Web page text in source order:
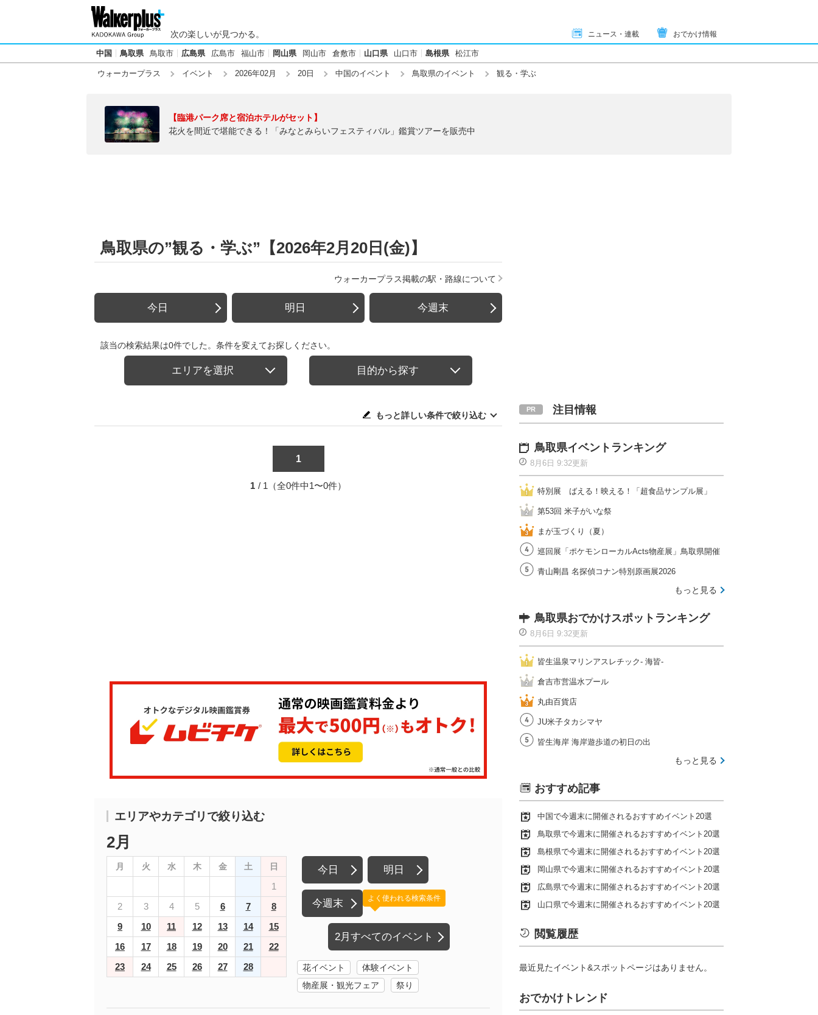
次の楽しいが見つかる。 ニュース・連載 おでかけ情報
中国 鳥取県 鳥取市 広島県 広島市 福山市 岡山県 岡山市 倉敷市 山口県 山口市 島根県 松江市
ウォーカープラス イベント 2026年02月 20日 中国のイベント 鳥取県のイベント 観る・学ぶ
【臨港パーク席と宿泊ホテルがセット】
花火を間近で堪能できる！「みなとみらいフェスティバル」鑑賞ツアーを販売中
鳥取県の”観る・学ぶ”【2026年2月20日(金)】
ウォーカープラス掲載の駅・路線について
今日 明日 今週末
該当の検索結果は0件でした。条件を変えてお探しください。
エリアを選択 目的から探す
もっと詳しい条件で絞り込む
1
1 / 1（全0件中1〜0件）
エリアやカテゴリで絞り込む
2月
月 火 水 木 金 土 日
1
2
3 4 5 6 7
8
9
10 11 12 13 14
15
16
17 18 19 20 21
22
23
24 25 26 27 28
今日 明日
今週末
2月すべてのイベント
よく使われる検索条件
花イベント
体験イベント
物産展・観光フェア
祭り
注目情報
鳥取県イベントランキング
8月6日 9:32更新
特別展 ばえる！映える！「超食品サンプル展」
第53回 米子がいな祭
まが玉づくり（夏）
巡回展「ポケモンローカルActs物産展」鳥取県開催
青山剛昌 名探偵コナン特別原画展2026
もっと見る
鳥取県おでかけスポットランキング
8月6日 9:32更新
皆生温泉マリンアスレチック- 海皆-
倉吉市営温水プール
丸由百貨店
JU米子タカシマヤ
皆生海岸 海岸遊歩道の初日の出
もっと見る
おすすめ記事
中国で今週末に開催されるおすすめイベント20選
鳥取県で今週末に開催されるおすすめイベント20選
島根県で今週末に開催されるおすすめイベント20選
岡山県で今週末に開催されるおすすめイベント20選
広島県で今週末に開催されるおすすめイベント20選
山口県で今週末に開催されるおすすめイベント20選
閲覧履歴
最近見たイベント&スポットページはありません。
おでかけトレンド